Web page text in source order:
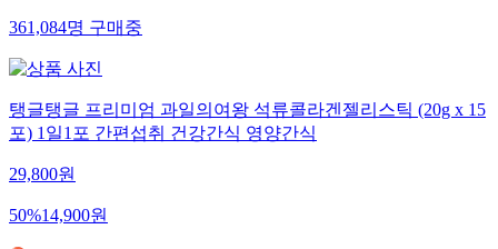
361,084명 구매중
탱글탱글 프리미엄 과일의여왕 석류콜라겐젤리스틱 (20g x 15
포) 1일1포 간편섭취 건강간식 영양간식
29,800원
50%14,900원